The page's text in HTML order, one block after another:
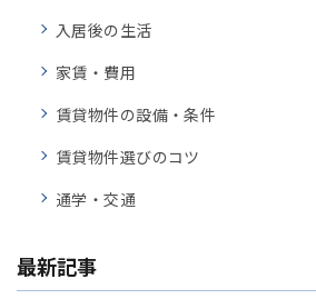
入居後の生活
家賃・費用
賃貸物件の設備・条件
賃貸物件選びのコツ
通学・交通
最新記事